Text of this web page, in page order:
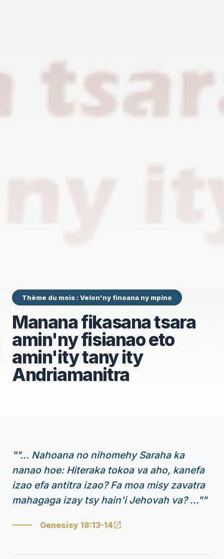
Thème du mois : Velon'ny finoana ny mpino
Manana fikasana tsara
amin'ny fisianao eto
amin'ity tany ity
Andriamanitra
""... Nahoana no nihomehy Saraha ka
nanao hoe: Hiteraka tokoa va aho, kanefa
izao efa antitra izao? Fa moa misy zavatra
mahagaga izay tsy hain'i Jehovah va? ...""
Genesisy 18:13-14